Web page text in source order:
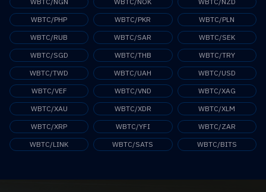
WBTC/PHP
WBTC/PKR
WBTC/PLN
WBTC/RUB
WBTC/SAR
WBTC/SEK
WBTC/SGD
WBTC/THB
WBTC/TRY
WBTC/TWD
WBTC/UAH
WBTC/USD
WBTC/VEF
WBTC/VND
WBTC/XAG
WBTC/XAU
WBTC/XDR
WBTC/XLM
WBTC/XRP
WBTC/YFI
WBTC/ZAR
WBTC/LINK
WBTC/SATS WBTC/BITS